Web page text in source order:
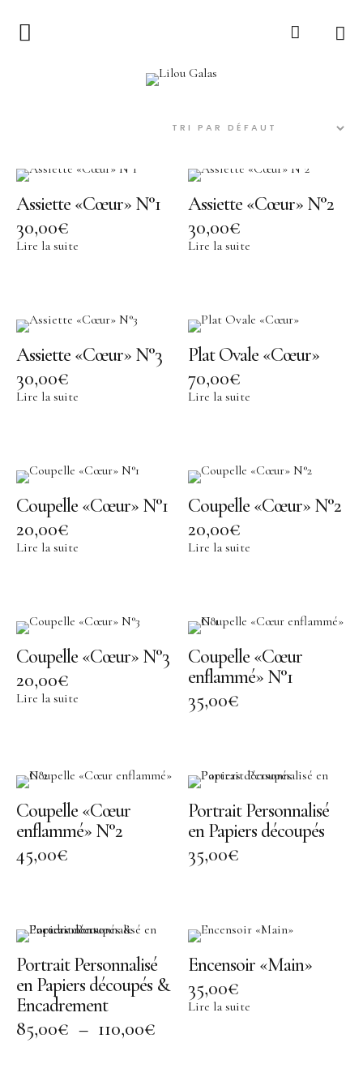
LILOU GALASCollection
Ex-voto
Sur le Fil
Torsade
Bijoux
Collier
Boucle d’oreille
Bracelet
Bague
Portrait en Papiers découpés
Assiette
Coupelle
Histoire
Savoir-faire Porcelaine
Savoir-faire Métaux Précieux
Contact
Assiette «Cœur» N°1
30,00€
Lire la suite
Assiette «Cœur» N°2
30,00€
Lire la suite
Assiette «Cœur» N°3
30,00€
Lire la suite
Plat Ovale «Cœur»
70,00€
Lire la suite
Coupelle «Cœur» N°1
20,00€
Lire la suite
Coupelle «Cœur» N°2
20,00€
Lire la suite
Coupelle «Cœur» N°3
20,00€
Lire la suite
Coupelle «Cœur
enflammé» N°1
35,00€
Coupelle «Cœur
enflammé» N°2
45,00€
Portrait Personnalisé
en Papiers découpés
35,00€
Portrait Personnalisé
en Papiers découpés &
Encadrement
85,00€ – 110,00€
Encensoir «Main»
35,00€
Lire la suite